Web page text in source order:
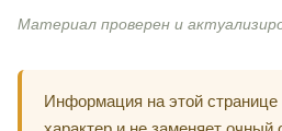
Материал проверен и
Информация на этой